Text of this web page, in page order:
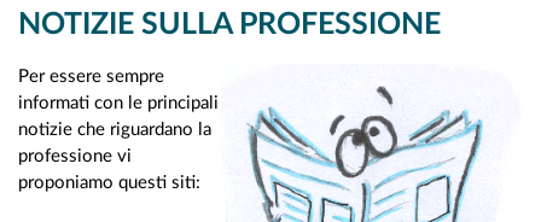
NOTIZIE SULLA PROFESSIONE
Per essere sempre
informati con le principali
notizie che riguardano la
professione vi
proponiamo questi siti: